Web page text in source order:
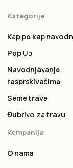
Kategorije
Kap po kap
Pop Up
Navodnjavanje
rasprskivačima
Seme trave
Đubrivo za travu
Kompanija
O nama